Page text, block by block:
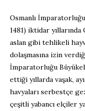
Osmanlı
1481) iktidar yıllarında
aslan gibi tehlikeli
dolaşmasına izin
İmparatorluğu
ettiği yıllarda vaşak,
havyaları serbestçe
çeşitli yabancı elçiler